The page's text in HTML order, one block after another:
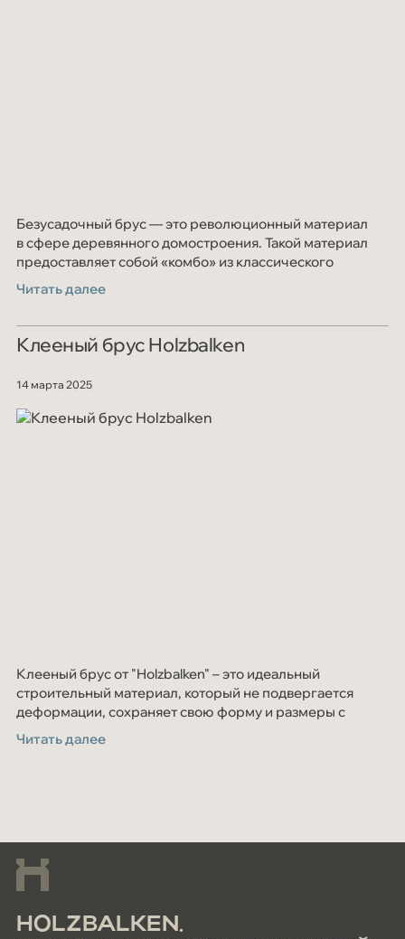
Безусадочный брус — это революционный материал
в сфере деревянного домостроения. Такой материал
предоставляет собой «комбо» из классического
клеёного бруса и дополнительных ламелей
Читать далее
Клееный брус Holzbalken
14 марта 2025
Клееный брус от "Holzbalken" – это идеальный
строительный материал, который не подвергается
деформации, сохраняет свою форму и размеры с
течением времени. В качестве сырья используется
только высококачественная сосна и ель c севера
Читать далее
HOLZBALKEN.